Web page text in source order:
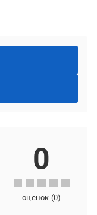
0
оценок (0)